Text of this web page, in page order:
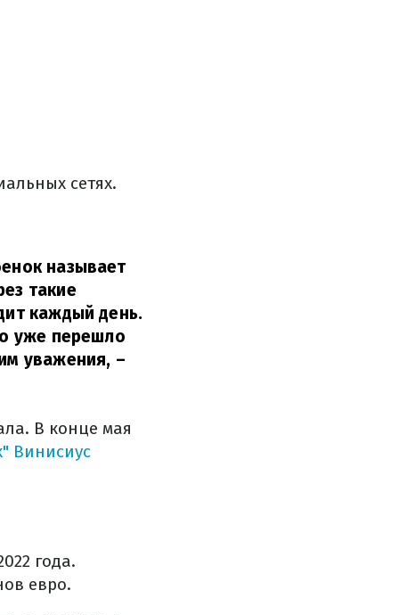
сетях.
называет
такие
каждый день.
уже перешло
уважения, –
В конце мая
Винисиус
года.
евро.